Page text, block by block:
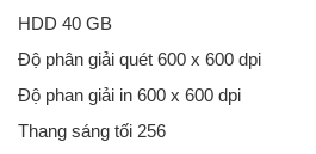
HDD 40 GB
Độ phân giải quét 600 x 600 dpi
Độ phan giải in 600 x 600 dpi
Thang sáng tối 256